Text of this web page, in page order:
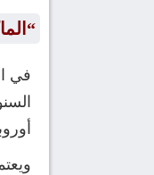
في